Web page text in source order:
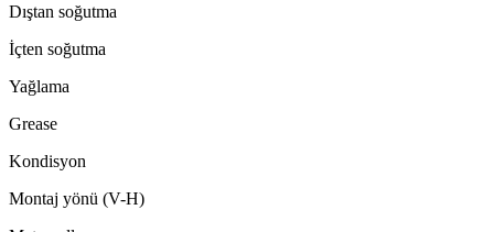
Dıştan soğutma
İçten soğutma
Yağlama
Grease
Kondisyon
Montaj yönü (V-H)